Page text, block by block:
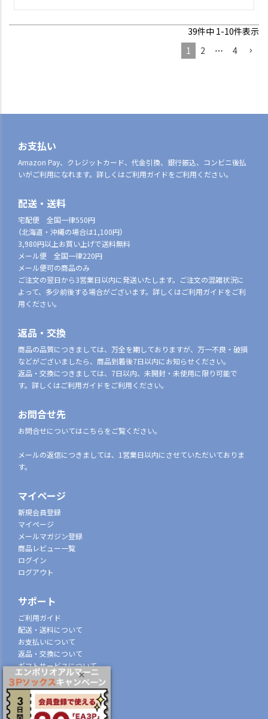
39件中 1-10件表示
1
2 … 4
お支払い
Amazon Pay、クレジットカード、代金引換、銀行振込、コンビニ後払
いがご利用になれます。詳しくはご利用ガイドをご利用ください。
配送・送料
宅配便 全国一律550円
（北海道・沖縄の場合は1,100円）
3,980円以上お買い上げで送料無料
メール便 全国一律220円
メール便可の商品のみ
ご注文の翌日から3営業日以内に発送いたします。ご注文の混雑状況に
よって、多少前後する場合がございます。詳しくはご利用ガイドをご利
用ください。
返品・交換
商品の品質につきましては、万全を期しておりますが、万一不良・破損
などがございましたら、商品到着後7日以内にお知らせください。
返品・交換につきましては、7日以内、未開封・未使用に限り可能で
す。詳しくはご利用ガイドをご利用ください。
お問合せ先
お問合せについてはこちらをご覧ください。
メールの返信につきましては、1営業日以内にさせていただいておりま
す。
マイページ
新規会員登録
マイページ
メールマガジン登録
商品レビュー一覧
ログイン
ログアウト
サポート
ご利用ガイド
配送・送料について
お支払いについて
返品・交換について
ギフトサービスについて
特定商取引法に基づく表示
個人情報の取扱